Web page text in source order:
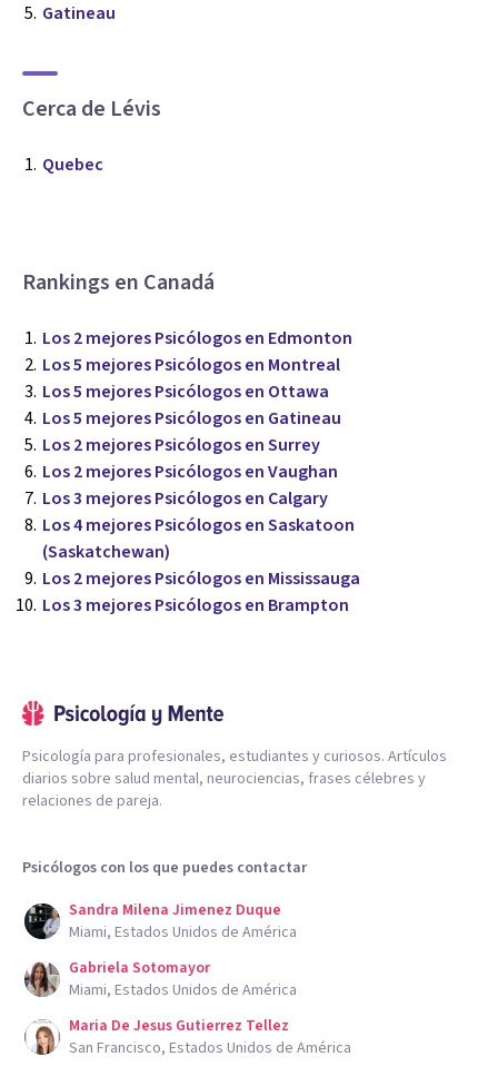
Gatineau
Cerca de Lévis
Quebec
Rankings en Canadá
Los 2 mejores Psicólogos en Edmonton
Los 5 mejores Psicólogos en Montreal
Los 5 mejores Psicólogos en Ottawa
Los 5 mejores Psicólogos en Gatineau
Los 2 mejores Psicólogos en Surrey
Los 2 mejores Psicólogos en Vaughan
Los 3 mejores Psicólogos en Calgary
Los 4 mejores Psicólogos en Saskatoon
(Saskatchewan)
Los 2 mejores Psicólogos en Mississauga
Los 3 mejores Psicólogos en Brampton
Psicología para profesionales, estudiantes y curiosos. Artículos
diarios sobre salud mental, neurociencias, frases célebres y
relaciones de pareja.
Psicólogos con los que puedes contactar
Sandra Milena Jimenez Duque
Miami, Estados Unidos de América
Gabriela Sotomayor
Miami, Estados Unidos de América
Maria De Jesus Gutierrez Tellez
San Francisco, Estados Unidos de América